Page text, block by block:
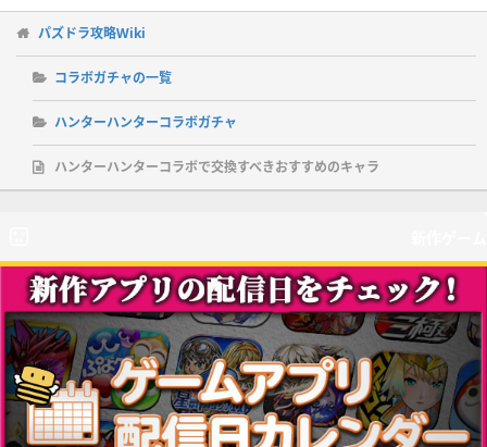
パズドラ攻略Wiki
コラボガチャの一覧
ハンターハンターコラボガチャ
ハンターハンターコラボで交換すべきおすすめのキャラ